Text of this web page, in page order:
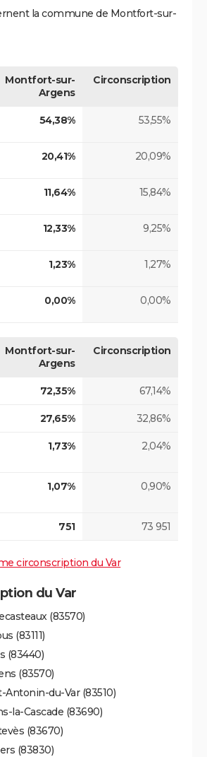
la commune de Montfort-sur-
Montfort-sur-
Argens
Circonscription
54,38% 53,55%
20,41% 20,09%
11,64% 15,84%
12,33% 9,25%
1,23% 1,27%
0,00% 0,00%
Montfort-sur-
Argens
Circonscription
72,35% 67,14%
27,65% 32,86%
1,73% 2,04%
1,07% 0,90%
751 73 951
circonscription du Var
du Var
(83570)
(83111)
(83440)
(83570)
Antonin-du-Var (83510)
la-Cascade (83690)
(83670)
(83830)